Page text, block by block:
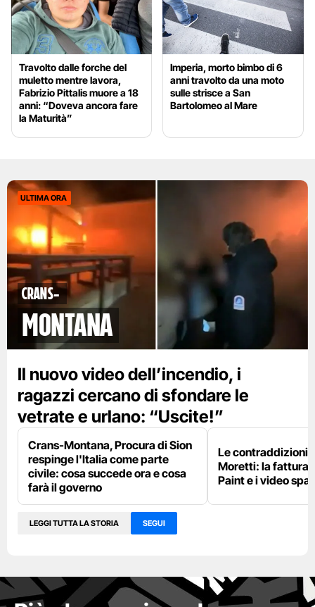
Travolto dalle forche del
muletto mentre lavora,
Fabrizio Pittalis muore a 18
anni: “Doveva ancora fare
la Maturità”
Imperia, morto bimbo di 6
anni travolto da una moto
sulle strisce a San
Bartolomeo al Mare
ULTIMA ORA
Crans-
Montana
Il nuovo video dell’incendio, i
ragazzi cercano di sfondare le
vetrate e urlano: “Uscite!”
Crans-Montana, Procura di Sion
respinge l'Italia come parte
civile: cosa succede ora e cosa
farà il governo
Le contraddizioni
Moretti: la fattura
Paint e i video
LEGGI TUTTA LA STORIA SEGUI